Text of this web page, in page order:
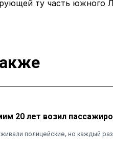
ту часть южного
20 лет возил
полицейские, но каждый